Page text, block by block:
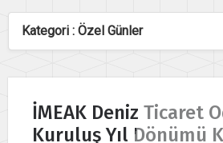
İMEAK Deniz Ticaret
Kuruluş Yıl Dönümü